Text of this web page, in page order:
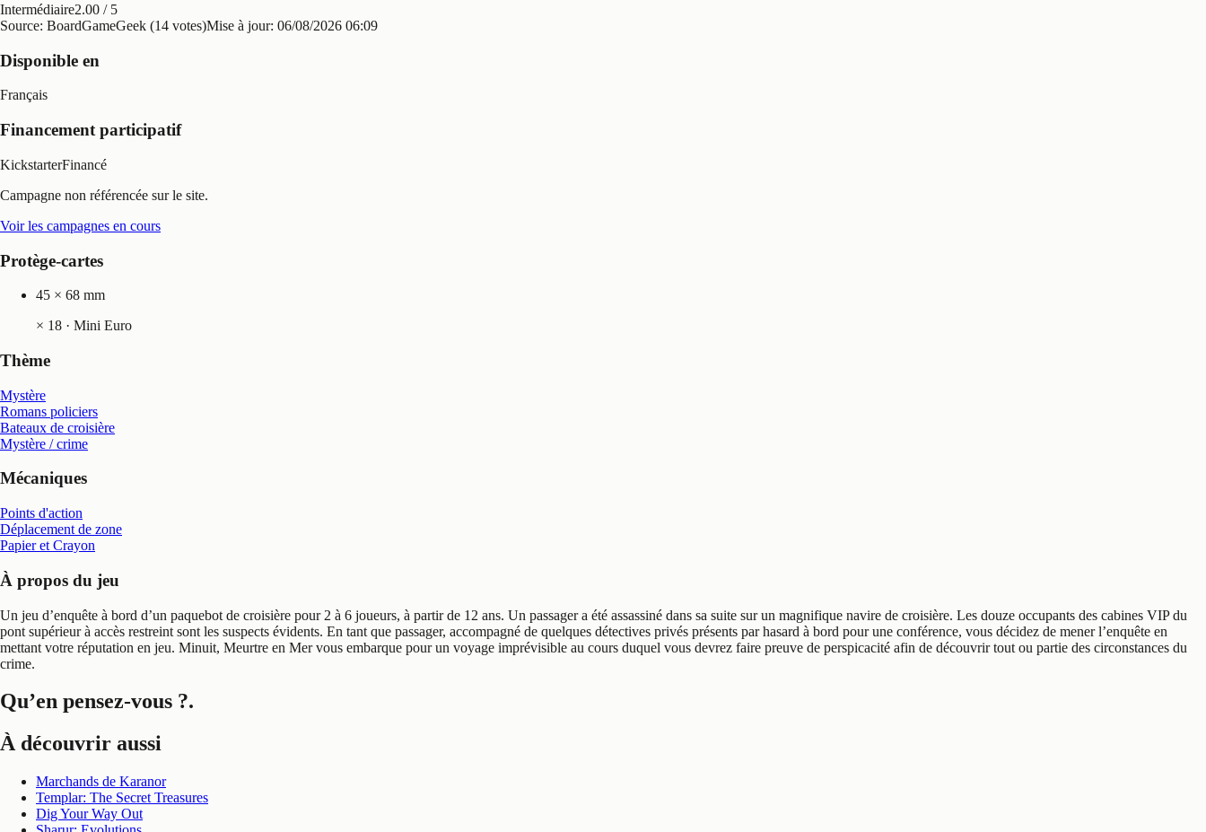
Intermédiaire2.00 / 5
Source: BoardGameGeek (14 votes)Mise à jour: 06/08/2026 06:09
Disponible en
Français
Financement participatif
KickstarterFinancé
Campagne non référencée sur le site.
Voir les campagnes en cours
Protège-cartes
45 × 68 mm
× 18 · Mini Euro
Thème
Mystère
Romans policiers
Bateaux de croisière
Mystère / crime
Mécaniques
Points d'action
Déplacement de zone
Papier et Crayon
À propos du jeu
Un jeu d’enquête à bord d’un paquebot de croisière pour 2 à 6 joueurs, à partir de 12 ans. Un passager a été assassiné dans sa suite sur un magnifique navire de croisière. Les douze occupants des cabines VIP du
pont supérieur à accès restreint sont les suspects évidents. En tant que passager, accompagné de quelques détectives privés présents par hasard à bord pour une conférence, vous décidez de mener l’enquête en
mettant votre réputation en jeu. Minuit, Meurtre en Mer vous embarque pour un voyage imprévisible au cours duquel vous devrez faire preuve de perspicacité afin de découvrir tout ou partie des circonstances du
crime.
Qu’en pensez-vous ?.
À découvrir aussi
Marchands de Karanor
Templar: The Secret Treasures
Dig Your Way Out